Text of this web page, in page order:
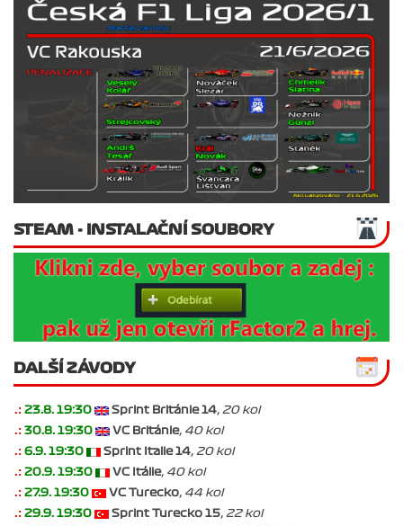
STEAM - INSTALAČNÍ SOUBORY
DALŠÍ ZÁVODY
.: 23.8. 19:30 Sprint Británie 14, 20 kol
.: 30.8. 19:30 VC Británie, 40 kol
.: 6.9. 19:30 Sprint Italie 14, 20 kol
.: 20.9. 19:30 VC Itálie, 40 kol
.: 27.9. 19:30 VC Turecko, 44 kol
.: 29.9. 19:30 Sprint Turecko 15, 22 kol